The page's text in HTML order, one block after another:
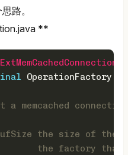
路。
**
ExtMemCachedConnection
OperationFactory
a memcached
the size of the
the factory that